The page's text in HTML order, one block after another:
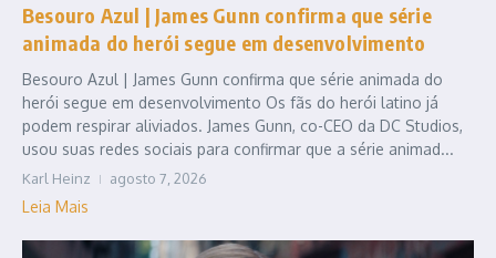
Besouro Azul | James Gunn confirma que série
animada do herói segue em desenvolvimento
Besouro Azul | James Gunn confirma que série animada do
herói segue em desenvolvimento Os fãs do herói latino já
podem respirar aliviados. James Gunn, co-CEO da DC Studios,
usou suas redes sociais para confirmar que a série animad...
Karl Heinz agosto 7, 2026
Leia Mais